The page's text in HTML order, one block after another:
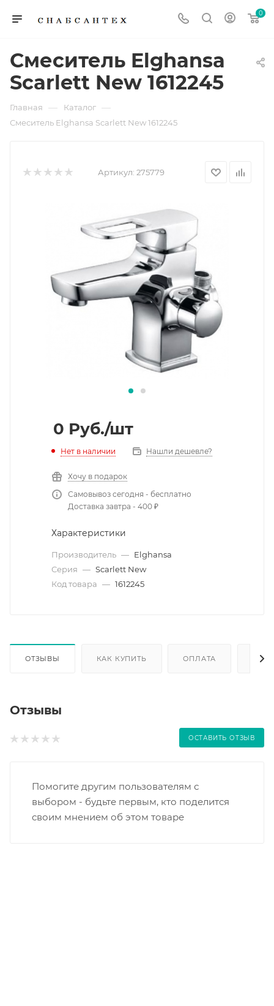
0
Смеситель Elghansa
Scarlett New 1612245
Главная — Каталог —
Смеситель Elghansa Scarlett New 1612245
Артикул: 275779
0 Руб./шт
Нет в наличии Нашли дешевле?
Хочу в подарок
Самовывоз сегодня - бесплатно
Доставка завтра - 400 ₽
Характеристики
Производитель — Elghansa
Серия — Scarlett New
Код товара — 1612245
ОТЗЫВЫ КАК КУПИТЬ ОПЛАТА
Отзывы
ОСТАВИТЬ ОТЗЫВ
Помогите другим пользователям с
выбором - будьте первым, кто поделится
своим мнением об этом товаре